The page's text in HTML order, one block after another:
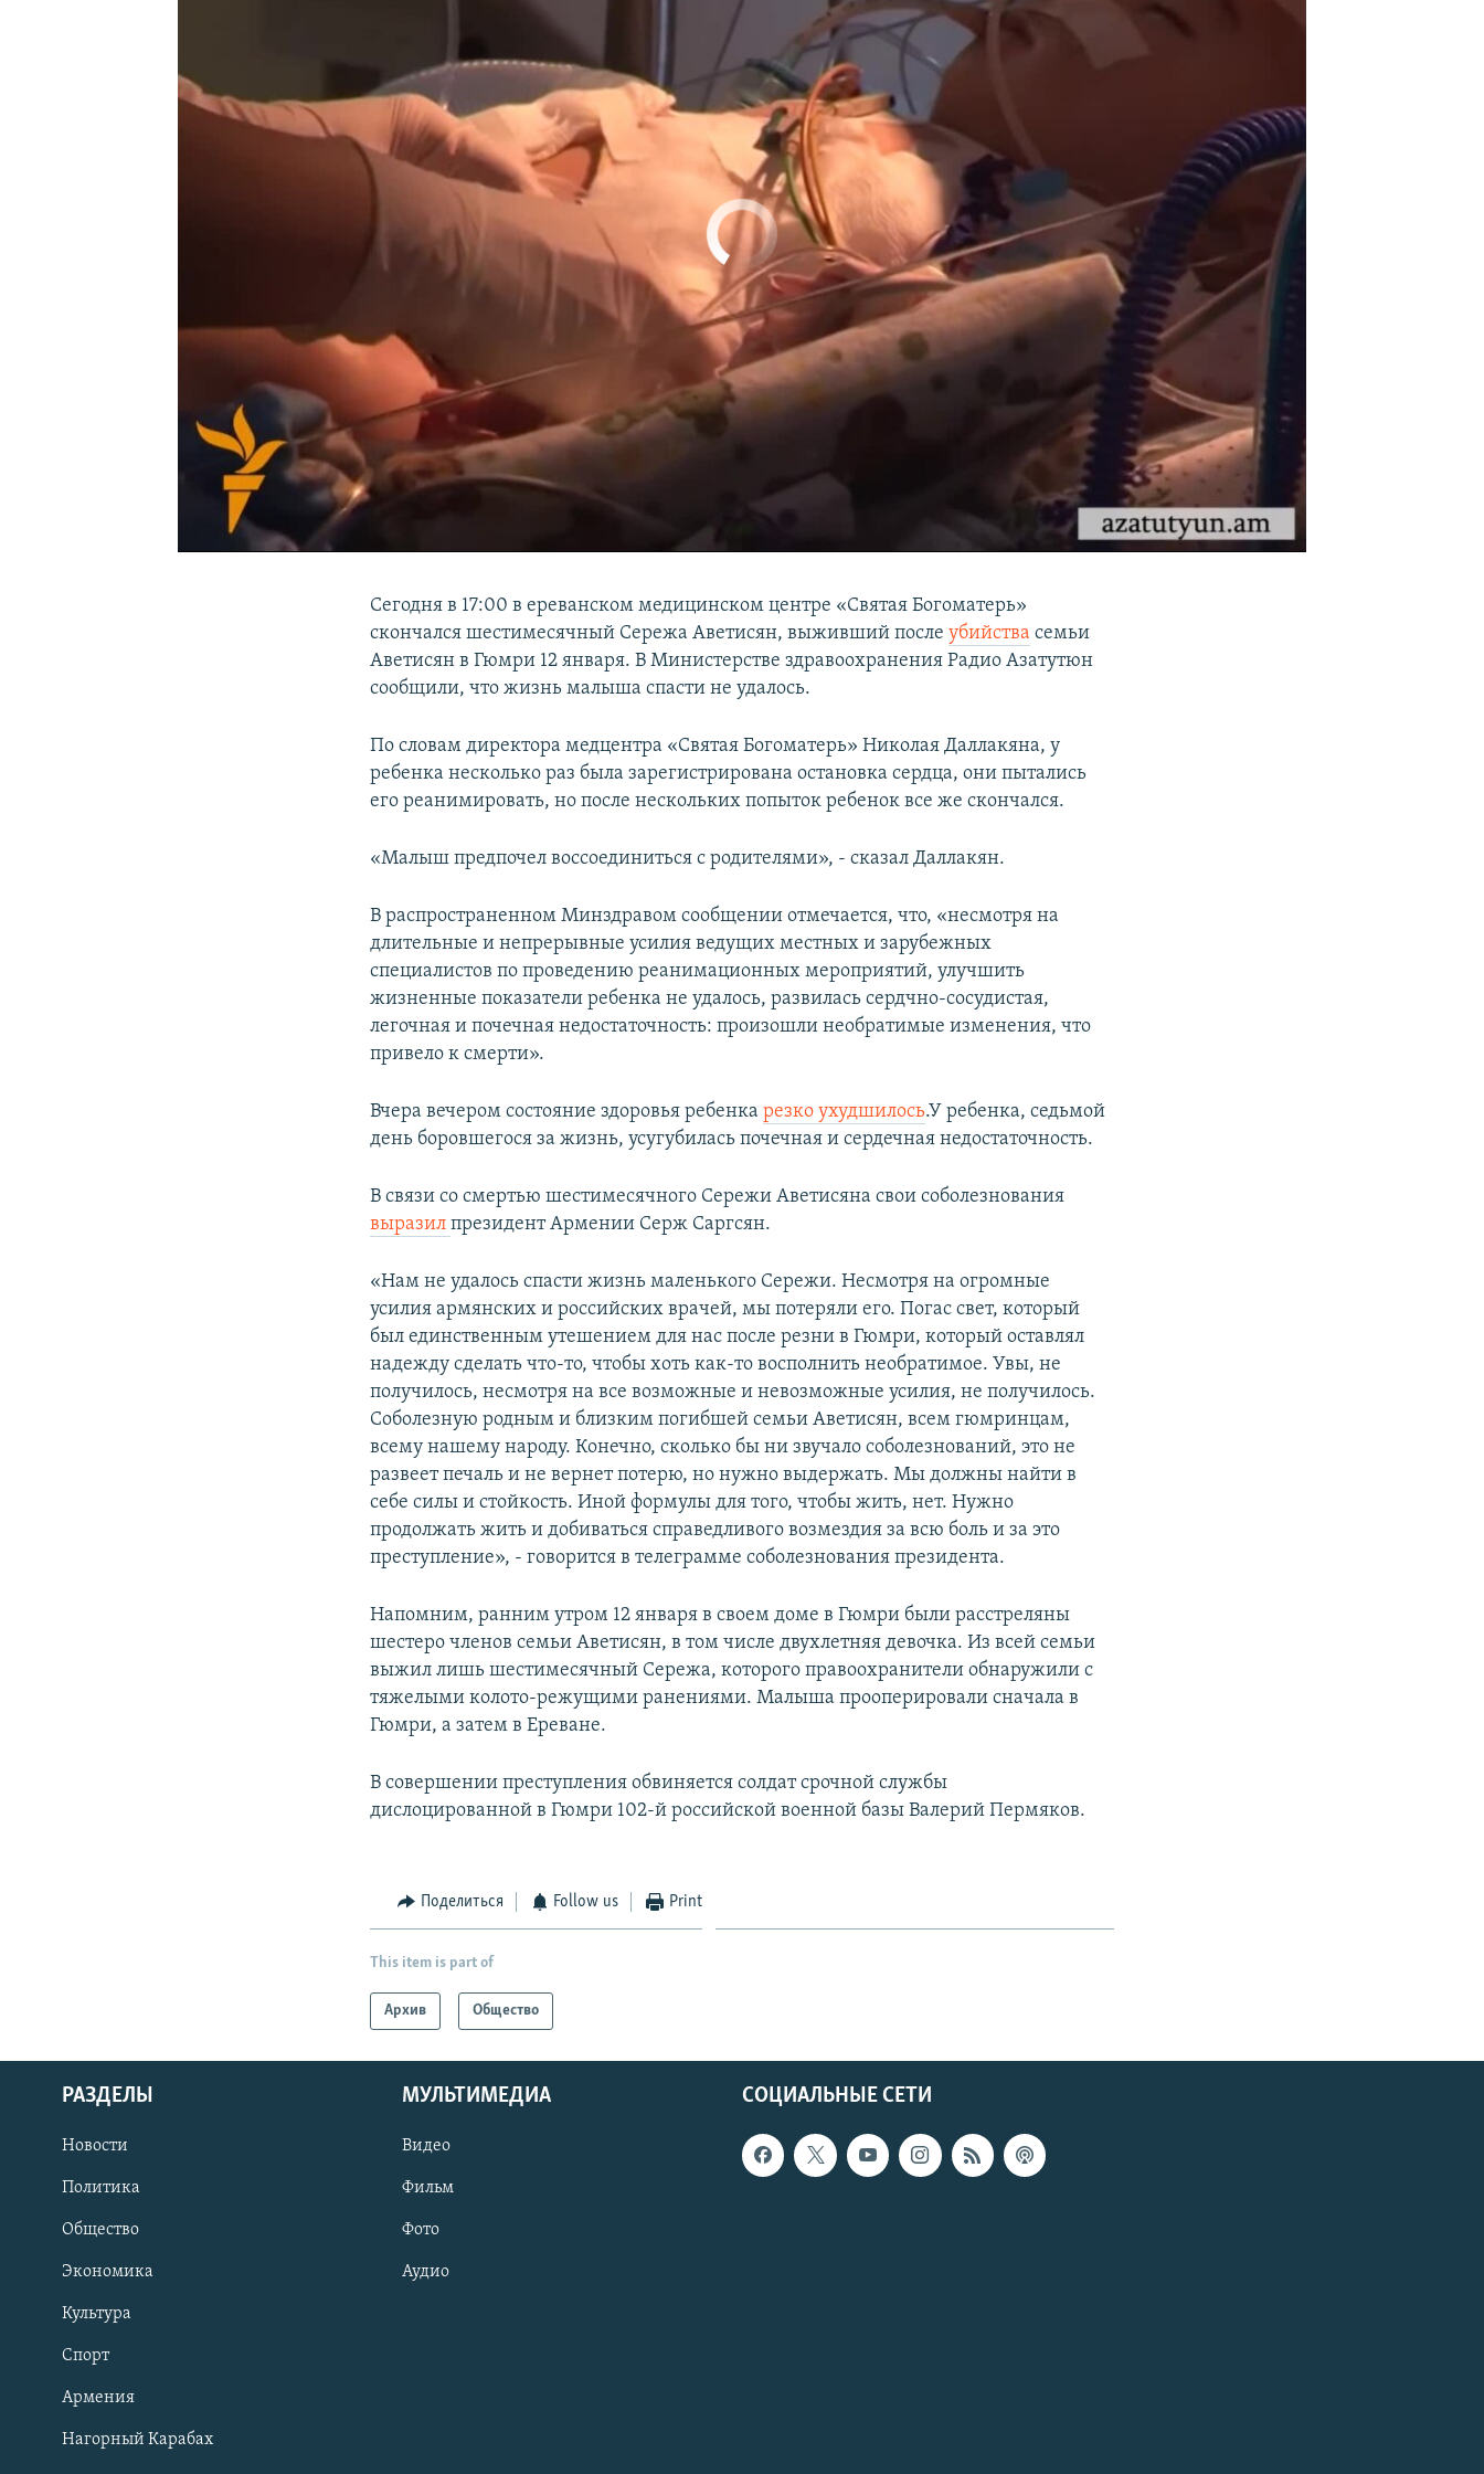
No media source currently available
Сегодня в 17:00 в ереванском медицинском центре «Святая Богоматерь»
скончался шестимесячный Сережа Аветисян, выживший послеубийства семьи
Аветисян в Гюмри 12 января. В Министерстве здравоохранения Радио Азатутюн
сообщили, что жизнь малыша спасти не удалось.
По словам директора медцентра «Святая Богоматерь» Николая Даллакяна, у
ребенка несколько раз была зарегистрирована остановка сердца, они пытались
его реанимировать, но после нескольких попыток ребенок все же скончался.
«Малыш предпочел воссоединиться с родителями», - сказал Даллакян.
В распространенном Минздравом сообщении отмечается, что, «несмотря на
длительные и непрерывные усилия ведущих местных и зарубежных
специалистов по проведению реанимационных мероприятий, улучшить
жизненные показатели ребенка не удалось, развилась сердчно-сосудистая,
легочная и почечная недостаточность: произошли необратимые изменения, что
привело к смерти».
Вчера вечером состояние здоровья ребенкарезко ухудшилось.У ребенка, седьмой
день боровшегося за жизнь, усугубилась почечная и сердечная недостаточность.
В связи со смертью шестимесячного Сережи Аветисяна свои соболезнования
выразилпрезидент Армении Серж Саргсян.
«Нам не удалось спасти жизнь маленького Сережи. Несмотря на огромные
усилия армянских и российских врачей, мы потеряли его. Погас свет, который
был единственным утешением для нас после резни в Гюмри, который оставлял
надежду сделать что-то, чтобы хоть как-то восполнить необратимое. Увы, не
получилось, несмотря на все возможные и невозможные усилия, не получилось.
Соболезную родным и близким погибшей семьи Аветисян, всем гюмринцам,
всему нашему народу. Конечно, сколько бы ни звучало соболезнований, это не
развеет печаль и не вернет потерю, но нужно выдержать. Мы должны найти в
себе силы и стойкость. Иной формулы для того, чтобы жить, нет. Нужно
продолжать жить и добиваться справедливого возмездия за всю боль и за это
преступление», - говорится в телеграмме соболезнования президента.
Напомним, ранним утром 12 января в своем доме в Гюмри были расстреляны
шестеро членов семьи Аветисян, в том числе двухлетняя девочка. Из всей семьи
выжил лишь шестимесячный Сережа, которого правоохранители обнаружили с
тяжелыми колото-режущими ранениями. Малыша прооперировали сначала в
Гюмри, а затем в Ереване.
В совершении преступления обвиняется солдат срочной службы
дислоцированной в Гюмри 102-й российской военной базы Валерий Пермяков.
Поделиться Follow us Print
This item is part of
Архив Общество
СОЦИАЛЬНЫЕ СЕТИ
РАЗДЕЛЫ
Новости
Политика
Общество
Экономика
Культура
Спорт
Армения
Нагорный Карабах
МУЛЬТИМЕДИА
Видео
Фильм
Фото
Аудио